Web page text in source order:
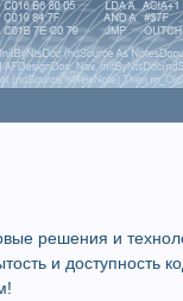
решения и
и доступность